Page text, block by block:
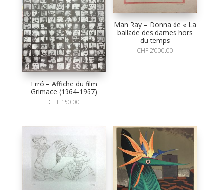
Erró – Affiche du film
Grimace (1964-1967)
CHF150.00
Man Ray – Donna de « La
ballade des dames hors
du temps
CHF2'000.00